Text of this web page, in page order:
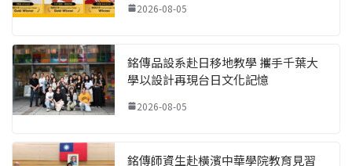
2026-08-05
銘傳品設系赴日移地教學 攜手千葉大
學以設計再現台日文化記憶
2026-08-05
銘傳師資生赴橫濱中華學院教育見習